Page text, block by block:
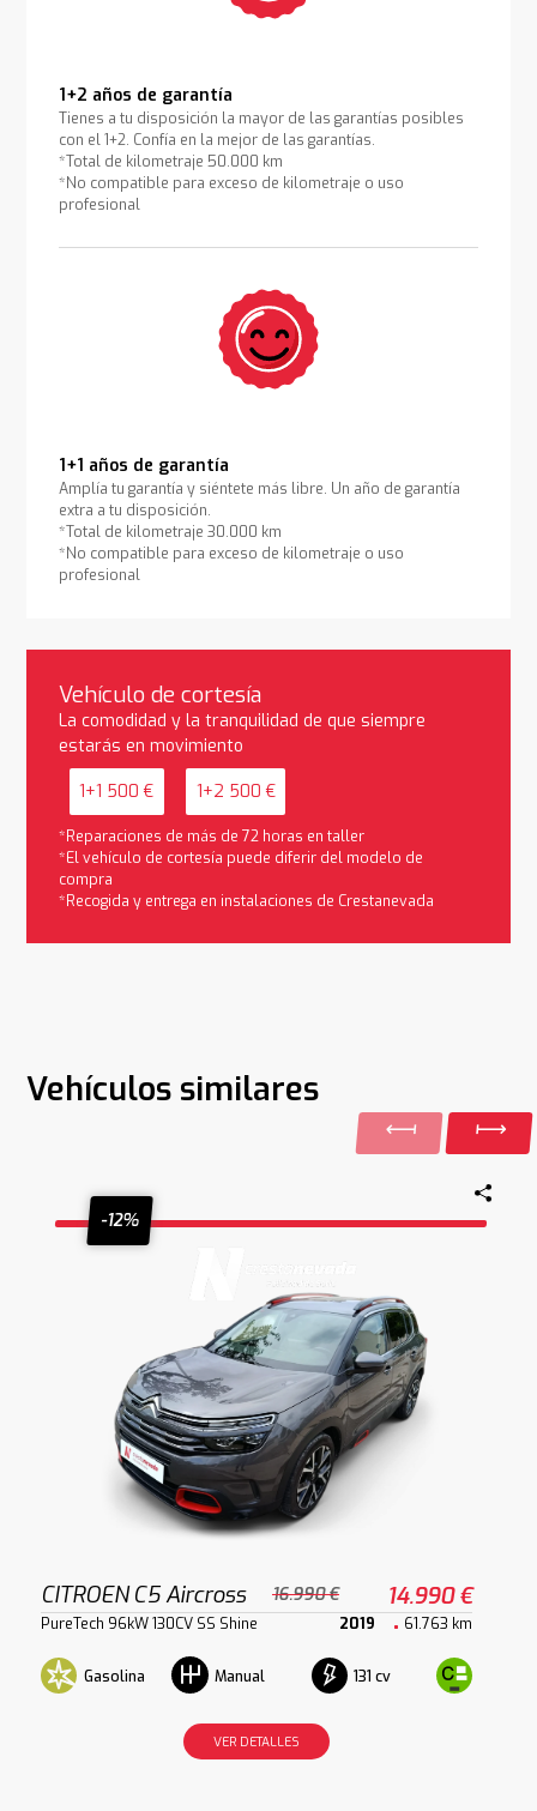
1+2 años de garantía
Tienes a tu disposición la mayor de las garantías posibles
con el 1+2. Confía en la mejor de las garantías.
*Total de kilometraje 50.000 km
*No compatible para exceso de kilometraje o uso
profesional
1+1 años de garantía
Amplía tu garantía y siéntete más libre. Un año de garantía
extra a tu disposición.
*Total de kilometraje 30.000 km
*No compatible para exceso de kilometraje o uso
profesional
Vehículo de cortesía
La comodidad y la tranquilidad de que siempre
estarás en movimiento
1+1 500 € 1+2 500 €
*Reparaciones de más de 72 horas en taller
*El vehículo de cortesía puede diferir del modelo de
compra
*Recogida y entrega en instalaciones de Crestanevada
Vehículos similares
-12%
CITROEN C5 Aircross 16.990 € 14.990 €
PureTech 96kW 130CV SS Shine 2019 61.763 km
Gasolina Manual 131 cv
VER DETALLES